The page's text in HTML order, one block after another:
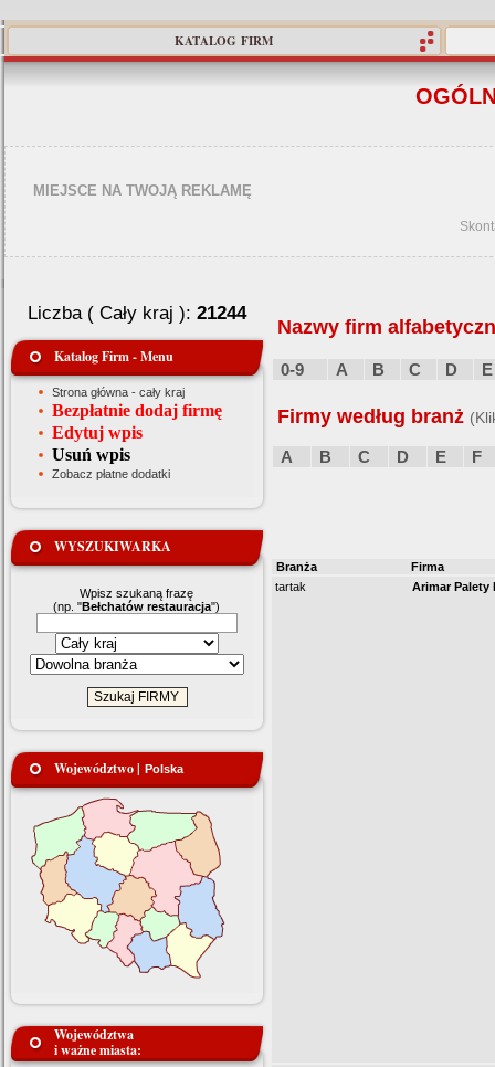
KATALOG FIRM
MIEJSCE NA TWOJĄ REKLAMĘ
Liczba ( Cały kraj ): 21244
Katalog Firm - Menu
Strona główna - cały kraj
Bezpłatnie dodaj firmę
Edytuj wpis
Usuń wpis
Zobacz płatne dodatki
WYSZUKIWARKA
Wpisz szukaną frazę
(np. "Bełchatów restauracja")
Województwo | Polska
Województwa
i ważne miasta:
Nazwy firm
0-9 A B C D E
Firmy według branż
A B C D E F
Branża
Firma
tartak
Arimar Palety